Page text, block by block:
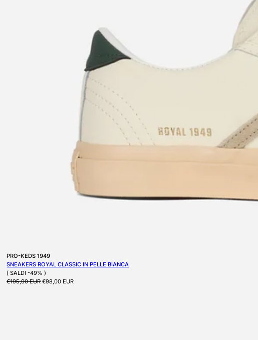
Produttore:
PRO-KEDS 1949
SNEAKERS ROYAL CLASSIC IN PELLE BIANCA
( SALDI -49% )
Prezzo di listino
€195,00 EURPrezzo scontato
€98,00 EUR